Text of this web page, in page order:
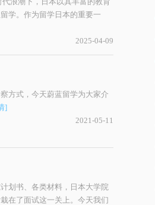
学。作为留学日本的重要一
2025-04-09
方式，今天蔚蓝留学为大家介
]
2021-05-11
划书、各类材料，日本大学院
在了面试这一关上。今天我们